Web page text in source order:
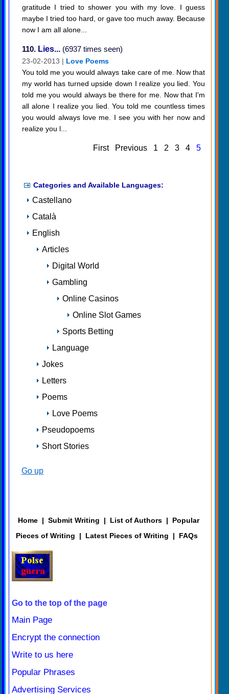
gratitude I tried to shower you with my love. I guess
maybe I tried too hard, or gave too much away. Because
now I am all alone...
110. Lies... (6937 times seen)
23-02-2013 | Love Poems
You told me you would always take care of me. Now that
my world has turned upside down I realize you lied. You
told me you would always be there for me. Now that I'm
all alone I realize you lied. You told me countless times
you would always love me. I see you with her now and
realize you l...
First Previous 1 2 3 4 5
Categories and Available Languages:
Castellano
Català
English
Articles
Digital World
Gambling
Online Casinos
Online Slot Games
Sports Betting
Language
Jokes
Letters
Poems
Love Poems
Pseudopoems
Short Stories
Go up
Home | Submit Writing | List of Authors |
Popular
Pieces of Writing
| Latest Pieces of Writing | FAQs
Go to the top of the page
Main Page
Encrypt the connection
Write to us here
Popular Phrases
Advertising Services